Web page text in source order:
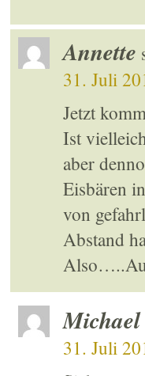
Annette
31. Juli
Jetzt
Ist
aber
Eisbären
von
Abstand
Michael
31. Juli